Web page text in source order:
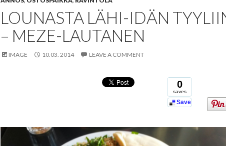
LOUNASTA LÄHI-IDÄN
– MEZE-LAUTANEN
IMAGE 10.03. 2014 LEAVE A COMMENT
0
saves
Save